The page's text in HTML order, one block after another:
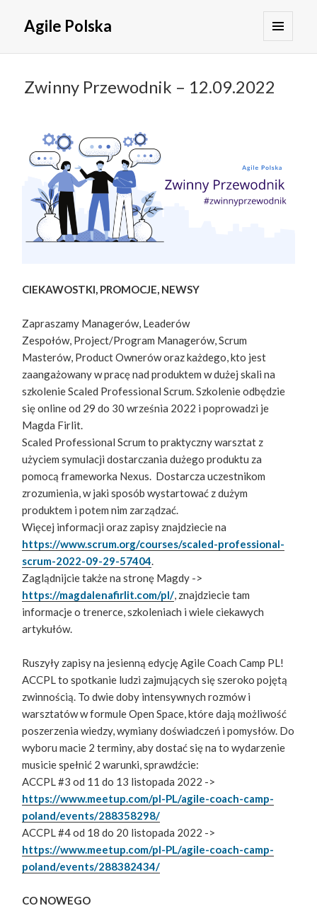
Agile Polska
WIDGETY
Zwinny Przewodnik – 12.09.2022
CIEKAWOSTKI, PROMOCJE, NEWSY
Zapraszamy Managerów, Leaderów
Zespołów, Project/Program Managerów, Scrum
Masterów, Product Ownerów oraz każdego, kto jest
zaangażowany w pracę nad produktem w dużej skali na
szkolenie Scaled Professional Scrum. Szkolenie odbędzie
się online od 29 do 30 września 2022 i poprowadzi je
Magda Firlit.
Scaled Professional Scrum to praktyczny warsztat z
użyciem symulacji dostarczania dużego produktu za
pomocą frameworka Nexus. Dostarcza uczestnikom
zrozumienia, w jaki sposób wystartować z dużym
produktem i potem nim zarządzać.
Więcej informacji oraz zapisy znajdziecie na
https://www.scrum.org/courses/scaled-professional-
scrum-2022-09-29-57404.
Zaglądnijcie także na stronę Magdy ->
https://magdalenafirlit.com/pl/, znajdziecie tam
informacje o trenerce, szkoleniach i wiele ciekawych
artykułów.
Ruszyły zapisy na jesienną edycję Agile Coach Camp PL!
ACCPL to spotkanie ludzi zajmujących się szeroko pojętą
zwinnością. To dwie doby intensywnych rozmów i
warsztatów w formule Open Space, które dają możliwość
poszerzenia wiedzy, wymiany doświadczeń i pomysłów. Do
wyboru macie 2 terminy, aby dostać się na to wydarzenie
musicie spełnić 2 warunki, sprawdźcie:
ACCPL #3 od 11 do 13 listopada 2022 ->
https://www.meetup.com/pl-PL/agile-coach-camp-
poland/events/288358298/
ACCPL #4 od 18 do 20 listopada 2022 ->
https://www.meetup.com/pl-PL/agile-coach-camp-
poland/events/288382434/
CO NOWEGO